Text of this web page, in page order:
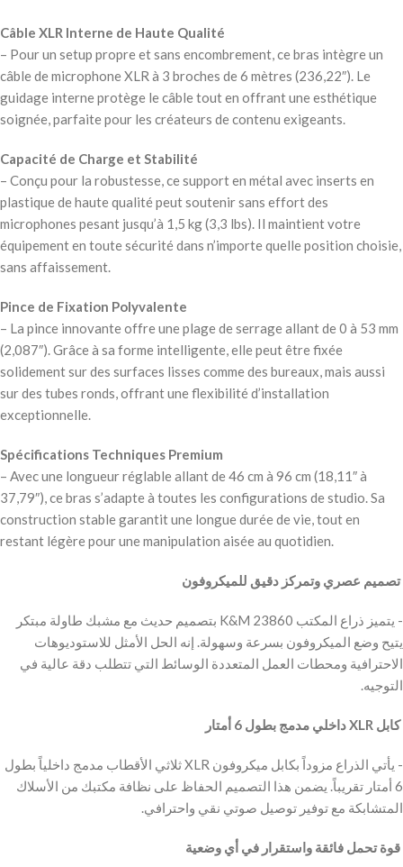
Câble XLR Interne de Haute Qualité
– Pour un setup propre et sans encombrement, ce bras intègre un
câble de microphone XLR à 3 broches de 6 mètres (236,22″). Le
guidage interne protège le câble tout en offrant une esthétique
soignée, parfaite pour les créateurs de contenu exigeants.
Capacité de Charge et Stabilité
– Conçu pour la robustesse, ce support en métal avec inserts en
plastique de haute qualité peut soutenir sans effort des
microphones pesant jusqu’à 1,5 kg (3,3 lbs). Il maintient votre
équipement en toute sécurité dans n’importe quelle position choisie,
sans affaissement.
Pince de Fixation Polyvalente
– La pince innovante offre une plage de serrage allant de 0 à 53 mm
(2,087″). Grâce à sa forme intelligente, elle peut être fixée
solidement sur des surfaces lisses comme des bureaux, mais aussi
sur des tubes ronds, offrant une flexibilité d’installation
exceptionnelle.
Spécifications Techniques Premium
– Avec une longueur réglable allant de 46 cm à 96 cm (18,11″ à
37,79″), ce bras s’adapte à toutes les configurations de studio. Sa
construction stable garantit une longue durée de vie, tout en
restant légère pour une manipulation aisée au quotidien.
‫ تصميم عصري وتمركز دقيق للميكروفون
‫- يتميز ذراع المكتب K&M 23860 بتصميم حديث مع مشبك طاولة مبتكر
يتيح وضع الميكروفون بسرعة وسهولة. إنه الحل الأمثل للاستوديوهات
الاحترافية ومحطات العمل المتعددة الوسائط التي تتطلب دقة عالية في
التوجيه.
‫ كابل XLR داخلي مدمج بطول 6 أمتار
‫- يأتي الذراع مزوداً بكابل ميكروفون XLR ثلاثي الأقطاب مدمج داخلياً بطول
6 أمتار تقريباً. يضمن هذا التصميم الحفاظ على نظافة مكتبك من الأسلاك
المتشابكة مع توفير توصيل صوتي نقي واحترافي.
‫ قوة تحمل فائقة واستقرار في أي وضعية